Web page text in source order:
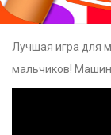
Лучшая игра для
мальчиков!